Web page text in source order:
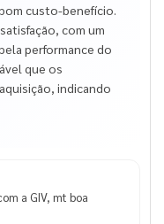
custo-benefício.
com um
performance do
que os
indicando
a GIV, mt boa